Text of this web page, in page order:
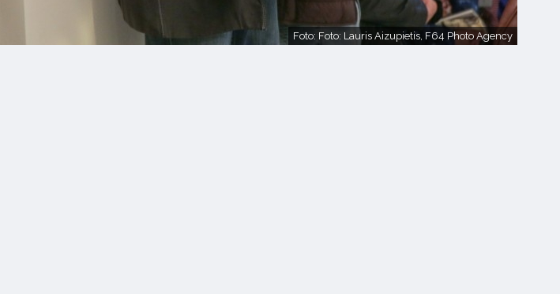
Foto: Foto: Lauris Aizupietis, F64 Photo Agency